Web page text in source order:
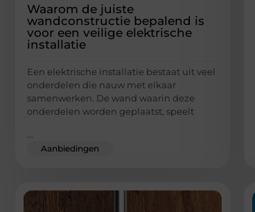
Waarom de juiste
wandconstructie bepalend is
voor een veilige elektrische
installatie
Een elektrische installatie bestaat uit veel
onderdelen die nauw met elkaar
samenwerken. De wand waarin deze
onderdelen worden geplaatst, speelt
...
Aanbiedingen